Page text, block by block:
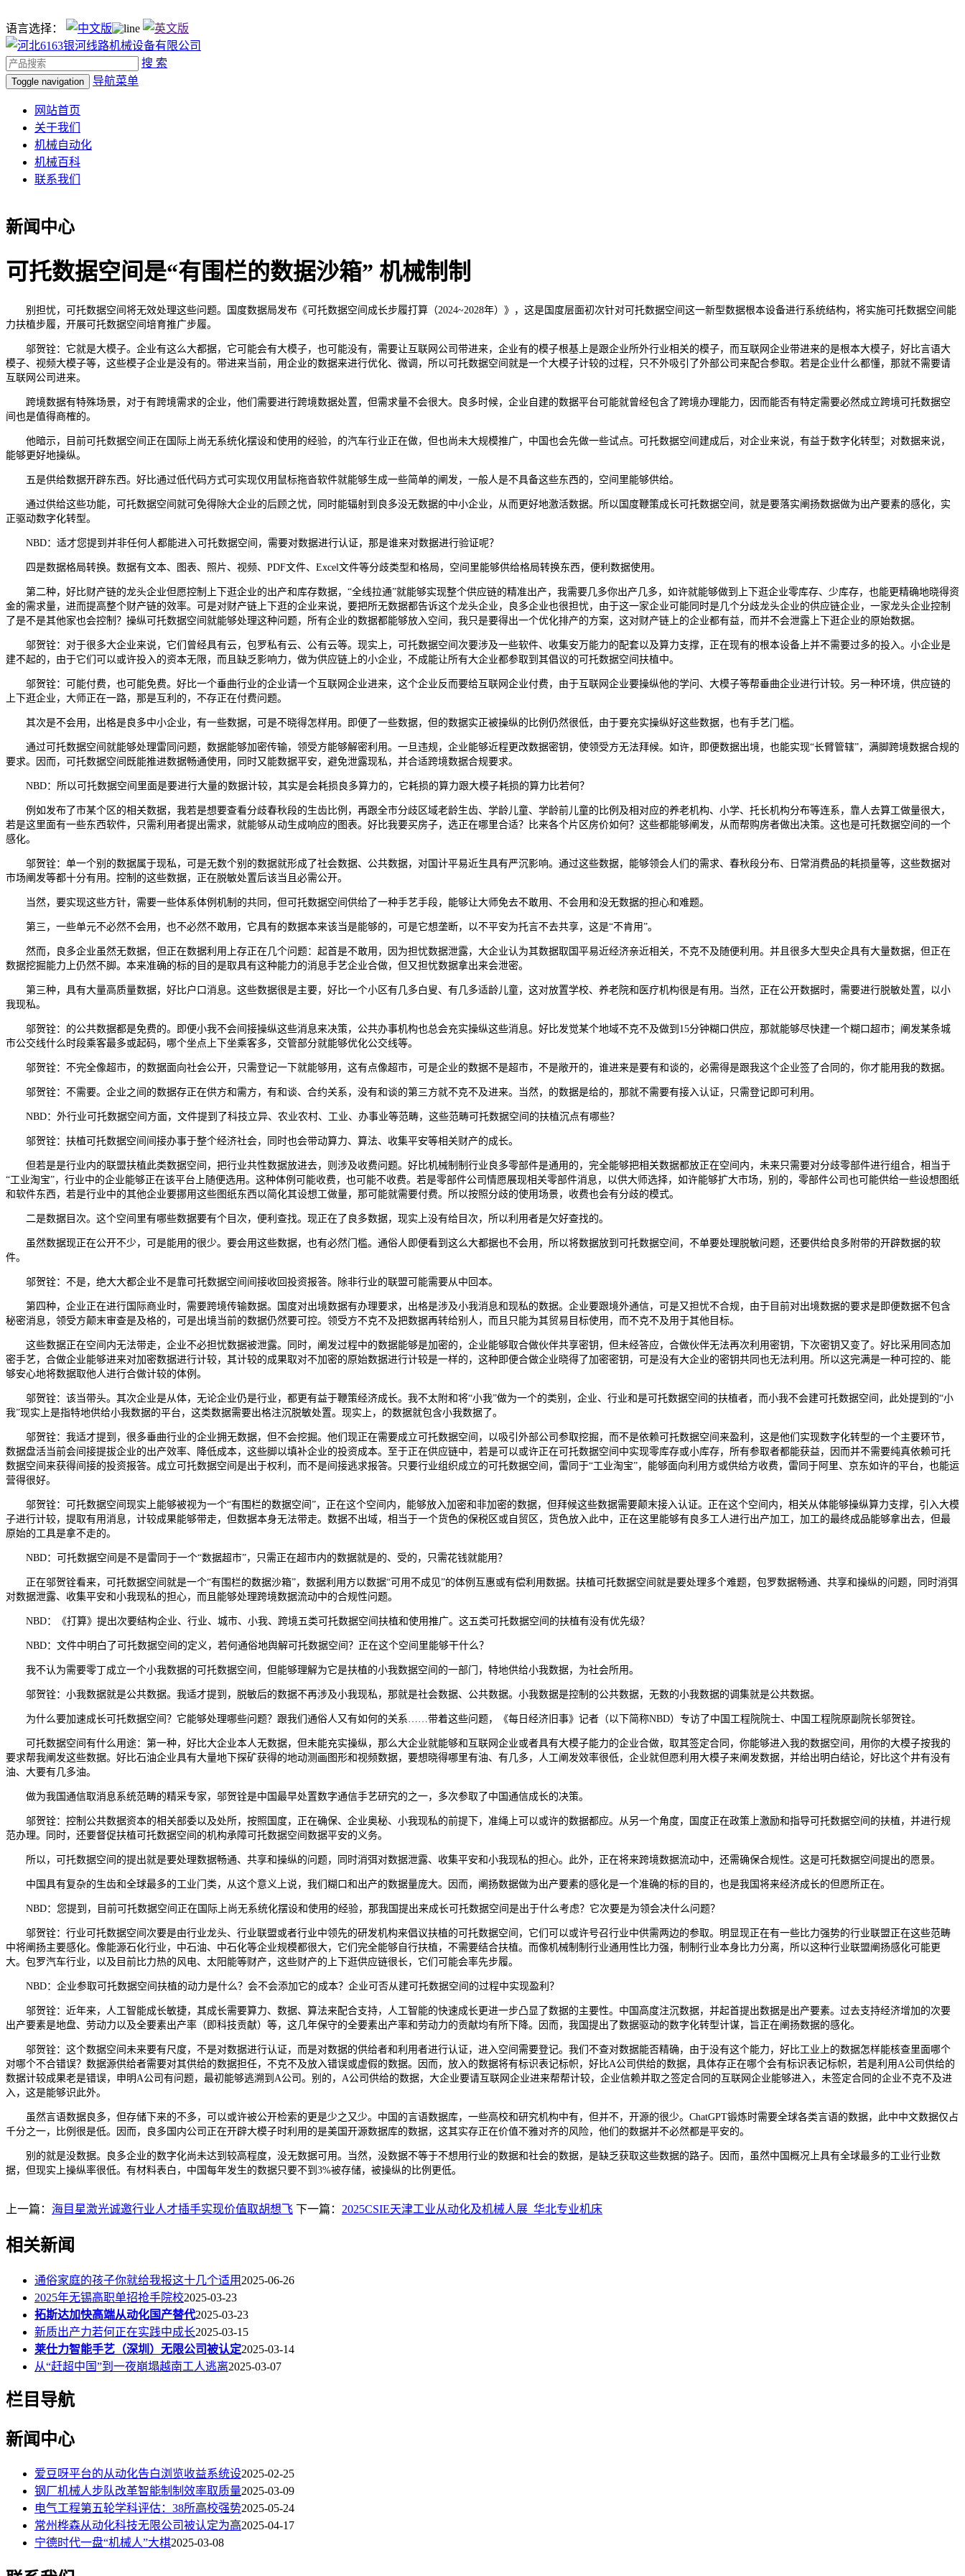
语言选择：
搜 索
Toggle navigation 导航菜单
网站首页
关于我们
机械自动化
机械百科
联系我们
新闻中心
可托数据空间是“有围栏的数据沙箱” 机械制制
别担忧，可托数据空间将无效处理这些问题。国度数据局发布《可托数据空间成长步履打算（2024~2028年）》，这是国度层面初次针对可托数据空间这一新型数据根本设备进行系统结构，将实施可托数据空间能
力扶植步履，开展可托数据空间培育推广步履。
邬贺铨：它就是大模子。企业有这么大都据，它可能会有大模子，也可能没有，需要让互联网公司带进来，企业有的模子根基上是跟企业所外行业相关的模子，而互联网企业带进来的是根本大模子，好比言语大
模子、视频大模子等，这些模子企业是没有的。带进来当前，用企业的数据来进行优化、微调，所以可托数据空间就是一个大模子计较的过程，只不外吸引了外部公司来配合参取。若是企业什么都懂，那就不需要请
互联网公司进来。
跨境数据有特殊场景，对于有跨境需求的企业，他们需要进行跨境数据处置，但需求量不会很大。良多时候，企业自建的数据平台可能就曾经包含了跨境办理能力，因而能否有特定需要必然成立跨境可托数据空
间也是值得商榷的。
他暗示，目前可托数据空间正在国际上尚无系统化摆设和使用的经验，的汽车行业正在做，但也尚未大规模推广，中国也会先做一些试点。可托数据空间建成后，对企业来说，有益于数字化转型；对数据来说，
能够更好地操纵。
五是供给数据开辟东西。好比通过低代码方式可实现仅用鼠标拖沓软件就能够生成一些简单的阐发，一般人是不具备这些东西的，空间里能够供给。
通过供给这些功能，可托数据空间就可免得除大企业的后顾之忧，同时能辐射到良多没无数据的中小企业，从而更好地激活数据。所以国度鞭策成长可托数据空间，就是要落实阐扬数据做为出产要素的感化，实
正驱动数字化转型。
NBD：适才您提到并非任何人都能进入可托数据空间，需要对数据进行认证，那是谁来对数据进行验证呢？
四是数据格局转换。数据有文本、图表、照片、视频、PDF文件、Excel文件等分歧类型和格局，空间里能够供给格局转换东西，便利数据使用。
第二种，好比财产链的龙头企业但愿控制上下逛企业的出产和库存数据，“全线拉通”就能够实现整个供应链的精准出产，我需要几多你出产几多，如许就能够做到上下逛企业零库存、少库存，也能更精确地晓得资
金的需求量，进而提高整个财产链的效率。可是对财产链上下逛的企业来说，要把所无数据都告诉这个龙头企业，良多企业也很担忧，由于这一家企业可能同时是几个分歧龙头企业的供应链企业，一家龙头企业控制
了是不是其他家也会控制？操纵可托数据空间就能够处理这种问题，所有企业的数据都能够放入空间，我只是要得出一个优化排产的方案，这对财产链上的企业都有益，而并不会泄露上下逛企业的原始数据。
邬贺铨：对于很多大企业来说，它们曾经具有云，包罗私有云、公有云等。现实上，可托数据空间次要涉及一些软件、收集安万能力的配套以及算力支撑，正在现有的根本设备上并不需要过多的投入。小企业是
建不起的，由于它们可以或许投入的资本无限，而且缺乏影响力，做为供应链上的小企业，不成能让所有大企业都参取到其倡议的可托数据空间扶植中。
邬贺铨：可能付费，也可能免费。好比一个垂曲行业的企业请一个互联网企业进来，这个企业反而要给互联网企业付费，由于互联网企业要操纵他的学问、大模子等帮垂曲企业进行计较。另一种环境，供应链的
上下逛企业，大师正在一路，那是互利的，不存正在付费问题。
其次是不会用，出格是良多中小企业，有一些数据，可是不晓得怎样用。即便了一些数据，但的数据实正被操纵的比例仍然很低，由于要充实操纵好这些数据，也有手艺门槛。
通过可托数据空间就能够处理雷同问题，数据能够加密传输，领受方能够解密利用。一旦违规，企业能够近程更改数据密钥，使领受方无法拜候。如许，即便数据出境，也能实现“长臂管辖”，满脚跨境数据合规的
要求。因而，可托数据空间既能推进数据畅通使用，同时又能数据平安，避免泄露现私，并合适跨境数据合规要求。
NBD：所以可托数据空间里面是要进行大量的数据计较，其实是会耗损良多算力的，它耗损的算力跟大模子耗损的算力比若何？
例如发布了市某个区的相关数据，我若是想要查看分歧春秋段的生齿比例，再跟全市分歧区域老龄生齿、学龄儿童、学龄前儿童的比例及相对应的养老机构、小学、托长机构分布等连系，靠人去算工做量很大，
若是这里面有一些东西软件，只需利用者提出需求，就能够从动生成响应的图表。好比我要买房子，选正在哪里合适？比来各个片区房价如何？这些都能够阐发，从而帮购房者做出决策。这也是可托数据空间的一个
感化。
邬贺铨：单一个别的数据属于现私，可是无数个别的数据就形成了社会数据、公共数据，对国计平易近生具有严沉影响。通过这些数据，能够领会人们的需求、春秋段分布、日常消费品的耗损量等，这些数据对
市场阐发等都十分有用。控制的这些数据，正在脱敏处置后该当且必需公开。
当然，要实现这些方针，需要一些体系体例机制的共同，但可托数据空间供给了一种手艺手段，能够让大师免去不敢用、不会用和没无数据的担心和难题。
第三，一些单元不必然不会用，也不必然不敢用，它具有的数据本来该当是能够的，可是它想垄断，以不平安为托言不去共享，这是“不肯用”。
然而，良多企业虽然无数据，但正在数据利用上存正在几个问题：起首是不敢用，因为担忧数据泄露，大企业认为其数据取国平易近经济亲近相关，不克不及随便利用。并且很多大型央企具有大量数据，但正在
数据挖掘能力上仍然不脚。本来准确的标的目的是取具有这种能力的消息手艺企业合做，但又担忧数据拿出来会泄密。
第三种，具有大量高质量数据，好比户口消息。这些数据很是主要，好比一个小区有几多白叟、有几多适龄儿童，这对放置学校、养老院和医疗机构很是有用。当然，正在公开数据时，需要进行脱敏处置，以小
我现私。
邬贺铨：的公共数据都是免费的。即便小我不会间接操纵这些消息来决策，公共办事机构也总会充实操纵这些消息。好比发觉某个地域不克不及做到15分钟糊口供应，那就能够尽快建一个糊口超市；阐发某条城
市公交线什么时段乘客最多或起码，哪个坐点上下坐乘客多，交管部分就能够优化公交线等。
邬贺铨：不完全像超市，的数据面向社会公开，只需登记一下就能够用，这有点像超市，可是企业的数据不是超市，不是敞开的，谁进来是要有和谈的，必需得是跟我这个企业签了合同的，你才能用我的数据。
邬贺铨：不需要。企业之间的数据存正在供方和需方，有和谈、合约关系，没有和谈的第三方就不克不及进来。当然，的数据是给的，那就不需要有接入认证，只需登记即可利用。
NBD：外行业可托数据空间方面，文件提到了科技立异、农业农村、工业、办事业等范畴，这些范畴可托数据空间的扶植沉点有哪些？
邬贺铨：扶植可托数据空间间接办事于整个经济社会，同时也会带动算力、算法、收集平安等相关财产的成长。
但若是是行业内的联盟扶植此类数据空间，把行业共性数据放进去，则涉及收费问题。好比机械制制行业良多零部件是通用的，完全能够把相关数据都放正在空间内，未来只需要对分歧零部件进行组合，相当于
“工业淘宝”，行业中的企业能够正在该平台上随便选用。这种体例可能收费，也可能不收费。若是零部件公司情愿展现相关零部件消息，以供大师选择，如许能够扩大市场，别的，零部件公司也可能供给一些设想图纸
和软件东西，若是行业中的其他企业要挪用这些图纸东西以简化其设想工做量，那可能就需要付费。所以按照分歧的使用场景，收费也会有分歧的模式。
二是数据目次。这个空间里有哪些数据要有个目次，便利查找。现正在了良多数据，现实上没有给目次，所以利用者是欠好查找的。
虽然数据现正在公开不少，可是能用的很少。要会用这些数据，也有必然门槛。通俗人即便看到这么大都据也不会用，所以将数据放到可托数据空间，不单要处理脱敏问题，还要供给良多附带的开辟数据的软
件。
邬贺铨：不是，绝大大都企业不是靠可托数据空间间接收回投资报答。除非行业的联盟可能需要从中回本。
第四种，企业正在进行国际商业时，需要跨境传输数据。国度对出境数据有办理要求，出格是涉及小我消息和现私的数据。企业要跟境外通信，可是又担忧不合规，由于目前对出境数据的要求是即便数据不包含
秘密消息，领受方颠末审查是及格的，可是出境当前的数据仍然要可控。领受方不克不及把数据再转给别人，而且只能为其贸易目标使用，而不克不及用于其他目标。
这些数据正在空间内无法带走，企业不必担忧数据被泄露。同时，阐发过程中的数据能够是加密的，企业能够取合做伙伴共享密钥，但未经答应，合做伙伴无法再次利用密钥，下次密钥又变了。好比采用同态加
密手艺，合做企业能够进来对加密数据进行计较，其计较的成果取对不加密的原始数据进行计较是一样的，这种即便合做企业晓得了加密密钥，可是没有大企业的密钥共同也无法利用。所以这完满是一种可控的、能
够安心地将数据取他人进行合做计较的体例。
邬贺铨：该当带头。其次企业是从体，无论企业仍是行业，都更有益于鞭策经济成长。我不太附和将“小我”做为一个的类别，企业、行业和是可托数据空间的扶植者，而小我不会建可托数据空间，此处提到的“小
我”现实上是指特地供给小我数据的平台，这类数据需要出格注沉脱敏处置。现实上，的数据就包含小我数据了。
邬贺铨：我适才提到，很多垂曲行业的企业拥无数据，但不会挖掘。他们现正在需要成立可托数据空间，以吸引外部公司参取挖掘，而不是依赖可托数据空间来盈利，这是他们实现数字化转型的一个主要环节，
数据盘活当前会间接提拔企业的出产效率、降低成本，这些脚以填补企业的投资成本。至于正在供应链中，若是可以或许正在可托数据空间中实现零库存或小库存，所有参取者都能获益，因而并不需要纯真依赖可托
数据空间来获得间接的投资报答。成立可托数据空间是出于权利，而不是间接逃求报答。只要行业组织成立的可托数据空间，雷同于“工业淘宝”，能够面向利用方或供给方收费，雷同于阿里、京东如许的平台，也能运
营得很好。
邬贺铨：可托数据空间现实上能够被视为一个“有围栏的数据空间”，正在这个空间内，能够放入加密和非加密的数据，但拜候这些数据需要颠末接入认证。正在这个空间内，相关从体能够操纵算力支撑，引入大模
子进行计较，提取有用消息，计较成果能够带走，但数据本身无法带走。数据不出域，相当于一个货色的保税区或自贸区，货色放入此中，正在这里能够有良多工人进行出产加工，加工的最终成品能够拿出去，但最
原始的工具是拿不走的。
NBD：可托数据空间是不是雷同于一个“数据超市”，只需正在超市内的数据就是的、受的，只需花钱就能用？
正在邬贺铨看来，可托数据空间就是一个“有围栏的数据沙箱”，数据利用方以数据“可用不成见”的体例互惠或有偿利用数据。扶植可托数据空间就是要处理多个难题，包罗数据畅通、共享和操纵的问题，同时消弭
对数据泄露、收集平安和小我现私的担心，而且能够处理跨境数据流动中的合规性问题。
NBD：《打算》提出次要结构企业、行业、城市、小我、跨境五类可托数据空间扶植和使用推广。这五类可托数据空间的扶植有没有优先级？
NBD：文件中明白了可托数据空间的定义，若何通俗地舆解可托数据空间？正在这个空间里能够干什么？
我不认为需要零丁成立一个小我数据的可托数据空间，但能够理解为它是扶植的小我数据空间的一部门，特地供给小我数据，为社会所用。
邬贺铨：小我数据就是公共数据。我适才提到，脱敏后的数据不再涉及小我现私，那就是社会数据、公共数据。小我数据是控制的公共数据，无数的小我数据的调集就是公共数据。
为什么要加速成长可托数据空间？它能够处理哪些问题？跟我们通俗人又有如何的关系……带着这些问题，《每日经济旧事》记者（以下简称NBD）专访了中国工程院院士、中国工程院原副院长邬贺铨。
可托数据空间有什么用途：第一种，好比大企业本人无数据，但未能充实操纵，那么大企业就能够和互联网企业或者具有大模子能力的企业合做，取其签定合同，你能够进入我的数据空间，用你的大模子按我的
要求帮我阐发这些数据。好比石油企业具有大量地下探矿获得的地动测画图形和视频数据，要想晓得哪里有油、有几多，人工阐发效率很低，企业就但愿利用大模子来阐发数据，并给出明白结论，好比这个井有没有
油、大要有几多油。
做为我国通信取消息系统范畴的精采专家，邬贺铨是中国最早处置数字通信手艺研究的之一，多次参取了中国通信成长的决策。
邬贺铨：控制公共数据资本的相关部委以及处所，按照国度，正在确保、企业奥秘、小我现私的前提下，准绳上可以或许的数据都应。从另一个角度，国度正在政策上激励和指导可托数据空间的扶植，并进行规
范办理。同时，还要督促扶植可托数据空间的机构承障可托数据空间数据平安的义务。
所以，可托数据空间的提出就是要处理数据畅通、共享和操纵的问题，同时消弭对数据泄露、收集平安和小我现私的担心。此外，正在将来跨境数据流动中，还需确保合规性。这是可托数据空间提出的愿景。
中国具有复杂的生齿和全球最多的工业门类，从这个意义上说，我们糊口和出产的数据量庞大。因而，阐扬数据做为出产要素的感化是一个准确的标的目的，也是我国将来经济成长的但愿所正在。
NBD：您提到，目前可托数据空间正在国际上尚无系统化摆设和使用的经验，那我国提出来成长可托数据空间是出于什么考虑？它次要是为领会决什么问题？
邬贺铨：行业可托数据空间次要是由行业龙头、行业联盟或者行业中领先的研发机构来倡议扶植的可托数据空间，它们可以或许号召行业中供需两边的参取。明显现正在有一些比力强势的行业联盟正在这些范畴
中将阐扬主要感化。像能源石化行业，中石油、中石化等企业规模都很大，它们完全能够自行扶植，不需要结合扶植。而像机械制制行业通用性比力强，制制行业本身比力分离，所以这种行业联盟阐扬感化可能更
大。包罗汽车行业，以及目前比力热的风电、太阳能等财产，这些财产的上下逛供应链很长，它们可能会率先步履。
NBD：企业参取可托数据空间扶植的动力是什么？会不会添加它的成本？企业可否从建可托数据空间的过程中实现盈利？
邬贺铨：近年来，人工智能成长敏捷，其成长需要算力、数据、算法来配合支持，人工智能的快速成长更进一步凸显了数据的主要性。中国高度注沉数据，并起首提出数据是出产要素。过去支持经济增加的次要
出产要素是地盘、劳动力以及全要素出产率（即科技贡献）等，这几年保守的全要素出产率和劳动力的贡献均有所下降。因而，我国提出了数据驱动的数字化转型计谋，旨正在阐扬数据的感化。
邬贺铨：这个数据空间未来要有尺度，不是对数据进行认证，而是对数据的供给者和利用者进行认证，进入空间需要登记。我们不查对数据能否精确，由于没有这个能力，好比工业上的数据怎样能核查里面哪个
对哪个不合错误？数据源供给者需要对其供给的数据担任，不克不及放入错误或虚假的数据。因而，放入的数据将有标识表记标帜，好比A公司供给的数据，具体存正在哪个会有标识表记标帜，若是利用A公司供给的
数据计较成果老是错误，申明A公司有问题，最初能够逃溯到A公司。别的，A公司供给的数据，大企业要请互联网企业进来帮帮计较，企业信赖并取之签定合同的互联网企业能够进入，未签定合同的企业不克不及进
入，这是能够识此外。
虽然言语数据良多，但存储下来的不多，可以或许被公开检索的更是少之又少。中国的言语数据库，一些高校和研究机构中有，但并不，开源的很少。ChatGPT锻炼时需要全球各类言语的数据，此中中文数据仅占
千分之一，比例很是低。因而，良多国内公司正在开辟大模子时利用的是美国开源数据库的数据，这其实存正在价值不雅对齐的风险，他们的数据并不必然都是平安的。
别的就是没数据。良多企业的数字化尚未达到较高程度，没无数据可用。当然，没数据不等于不想用行业的数据和社会的数据，是缺乏获取这些数据的路子。因而，虽然中国概况上具有全球最多的工业行业数
据，但现实上操纵率很低。有材料表白，中国每年发生的数据只要不到3%被存储，被操纵的比例更低。
上一篇： 海目星激光诚邀行业人才插手实现价值取胡想飞 下一篇： 2025CSIE天津工业从动化及机械人展_华北专业机床
相关新闻
通俗家庭的孩子你就给我报这十几个适用 2025-06-26
2025年无锡高职单招抢手院校2025-03-23
拓斯达加快高端从动化国产替代2025-03-23
新质出产力若何正在实践中成长2025-03-15
莱仕力智能手艺（深圳）无限公司被认定2025-03-14
从“赶超中国”到一夜崩塌越南工人逃离2025-03-07
栏目导航
新闻中心
爱豆呀平台的从动化告白浏览收益系统设2025-02-25
钢厂机械人步队改革智能制制效率取质量2025-03-09
电气工程第五轮学科评估：38所高校强势2025-05-24
常州桦森从动化科技无限公司被认定为高2025-04-17
宁德时代一盘“机械人”大棋2025-03-08